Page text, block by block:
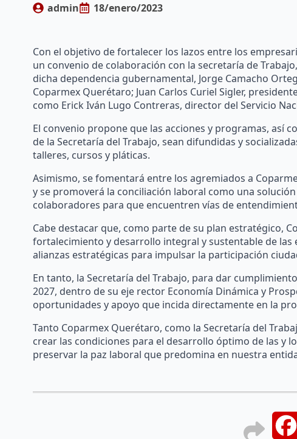
admin 18/enero/2023
Con el objetivo de fortalecer los lazos entre los
un convenio de colaboración con la secretaría de
dicha dependencia gubernamental, Jorge Camacho
Coparmex Querétaro; Juan Carlos Curiel Sigler,
como Erick Iván Lugo Contreras, director del Servicio
El convenio propone que las acciones y programas, así
de la Secretaría del Trabajo, sean difundidas y
talleres, cursos y pláticas.
Asimismo, se fomentará entre los agremiados a
y se promoverá la conciliación laboral como una
colaboradores para que encuentren vías de
Cabe destacar que, como parte de su plan estratégico,
fortalecimiento y desarrollo integral y sustentable de
alianzas estratégicas para impulsar la participación
En tanto, la Secretaría del Trabajo, para dar
2027, dentro de su eje rector Economía Dinámica y
oportunidades y apoyo que incida directamente en la
Tanto Coparmex Querétaro, como la Secretaría del
crear las condiciones para el desarrollo óptimo de las y
preservar la paz laboral que predomina en nuestra